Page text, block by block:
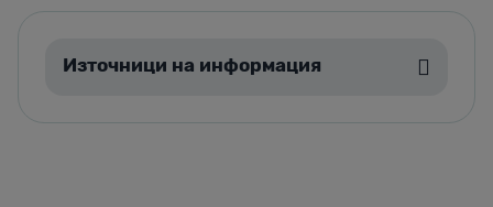
Източници на информация